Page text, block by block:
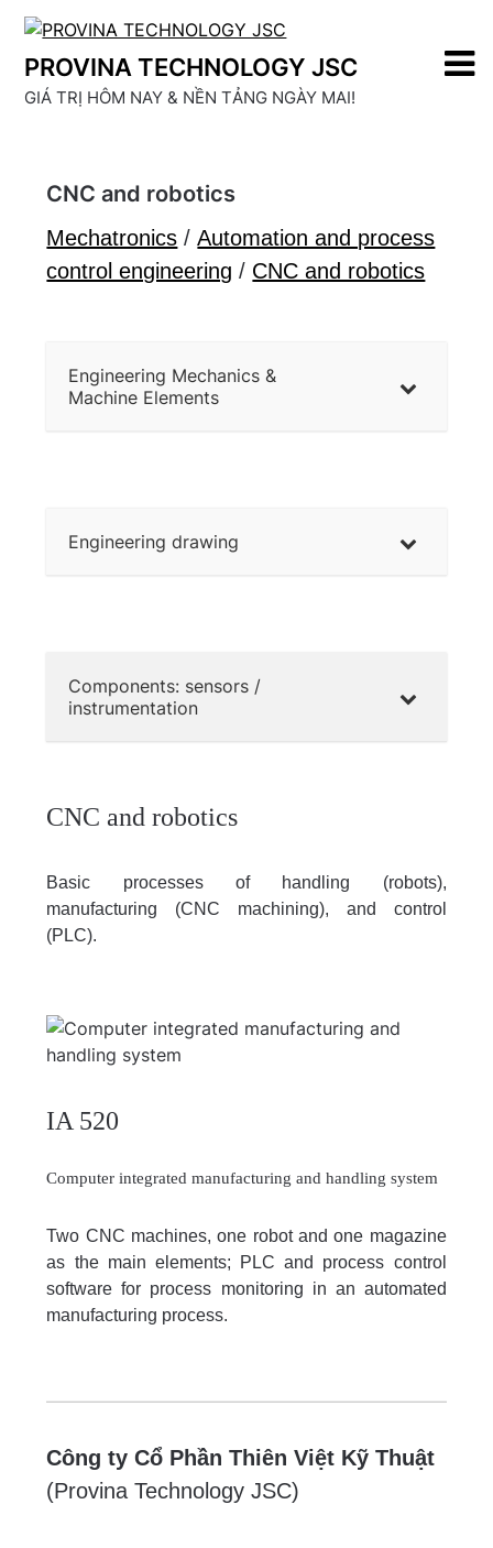
Skip
content
PROVINA TECHNOLOGY JSC
GIÁ TRỊ HÔM NAY & NỀN TẢNG NGÀY MAI!
CNC and robotics
Mechatronics /Automation and process
control engineering / CNC and robotics
Engineering Mechanics &
Machine Elements
Engineering drawing
Components: sensors /
instrumentation
CNC and robotics
Basic processes of handling (robots),
manufacturing (CNC machining), and control
(PLC).
IA 520
Computer integrated manufacturing and handling system
Two CNC machines, one robot and one magazine
as the main elements; PLC and process control
software for process monitoring in an automated
manufacturing process.
Công ty Cổ Phần Thiên Việt Kỹ Thuật
(Provina Technology JSC)